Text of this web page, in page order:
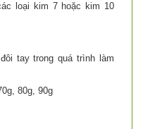
loại kim 7 hoặc kim 10
tay trong quá trình làm
80g, 90g